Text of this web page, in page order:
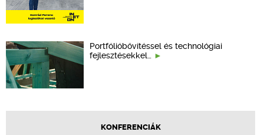
Portfólióbővítéssel és technológiai
fejlesztésekkel…
KONFERENCIÁK